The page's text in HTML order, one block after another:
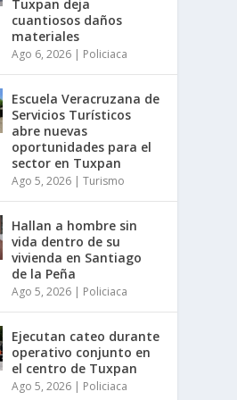
Tuxpan deja
cuantiosos daños
materiales
Ago 6, 2026| Policiaca
Escuela Veracruzana de
Servicios Turísticos
abre nuevas
oportunidades para el
sector en Tuxpan
Ago 5, 2026| Turismo
Hallan a hombre sin
vida dentro de su
vivienda en Santiago
de la Peña
Ago 5, 2026| Policiaca
Ejecutan cateo durante
operativo conjunto en
el centro de Tuxpan
Ago 5, 2026| Policiaca